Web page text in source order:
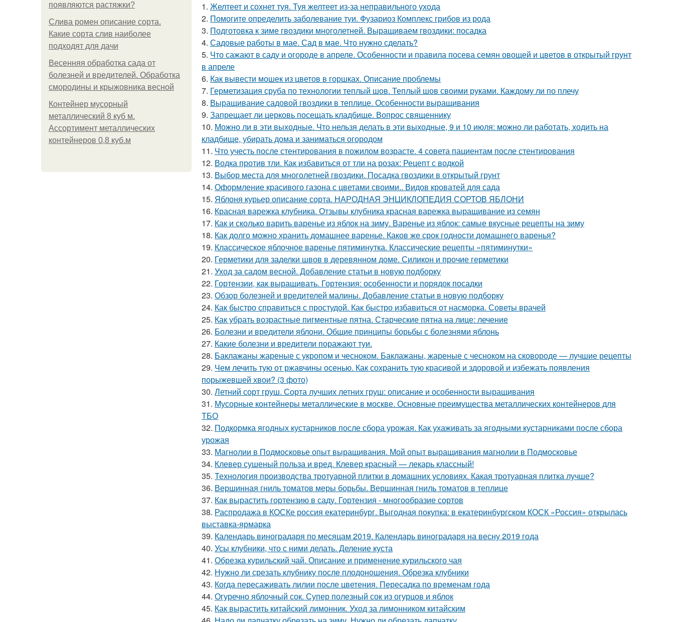
появляются растяжки?
Слива ромен описание сорта.
Какие сорта слив наиболее
подходят для дачи
Весенняя обработка сада от
болезней и вредителей. Обработка
смородины и крыжовника весной
Контейнер мусорный
металлический 8 куб м.
Ассортимент металлических
контейнеров 0,8 куб.м
1. Желтеет и сохнет туя. Туя желтеет из-за неправильного ухода
2. Помогите определить заболевание туи. Фузариоз Комплекс грибов из рода
3. Подготовка к зиме гвоздики многолетней. Выращиваем гвоздики: посадка
4. Садовые работы в мае. Сад в мае. Что нужно сделать?
5. Что сажают в саду и огороде в апреле. Особенности и правила посева семян овощей и цветов в открытый грунт
в апреле
6. Как вывести мошек из цветов в горшках. Описание проблемы
7. Герметизация сруба по технологии теплый шов. Теплый шов своими руками. Каждому ли по плечу
8. Выращивание садовой гвоздики в теплице. Особенности выращивания
9. Запрещает ли церковь посещать кладбище. Вопрос священнику
10. Можно ли в эти выходные. Что нельзя делать в эти выходные, 9 и 10 июля: можно ли работать, ходить на
кладбище, убирать дома и заниматься огородом
11. Что учесть после стентирования в пожилом возрасте. 4 совета пациентам после стентирования
12. Водка против тли. Как избавиться от тли на розах: Рецепт с водкой
13. Выбор места для многолетней гвоздики. Посадка гвоздики в открытый грунт
14. Оформление красивого газона с цветами своими.. Видов кроватей для сада
15. Яблоня курьер описание сорта. НАРОДНАЯ ЭНЦИКЛОПЕДИЯ СОРТОВ ЯБЛОНИ
16. Красная варежка клубника. Отзывы клубника красная варежка выращивание из семян
17. Как и сколько варить варенье из яблок на зиму. Варенье из яблок: самые вкусные рецепты на зиму
18. Как долго можно хранить домашнее варенье. Каков же срок годности домашнего варенья?
19. Классическое яблочное варенье пятиминутка. Классические рецепты «пятиминутки»
20. Герметики для заделки швов в деревянном доме. Силикон и прочие герметики
21. Уход за садом весной. Добавление статьи в новую подборку
22. Гортензии, как выращивать. Гортензия: особенности и порядок посадки
23. Обзор болезней и вредителей малины. Добавление статьи в новую подборку
24. Как быстро справиться с простудой. Как быстро избавиться от насморка. Советы врачей
25. Как убрать возрастные пигментные пятна. Старческие пятна на лице: лечение
26. Болезни и вредители яблони. Общие принципы борьбы с болезнями яблонь
27. Какие болезни и вредители поражают туи.
28. Баклажаны жареные с укропом и чесноком. Баклажаны, жареные с чесноком на сковороде — лучшие рецепты
29. Чем лечить тую от ржавчины осенью. Как сохранить тую красивой и здоровой и избежать появления
порыжевшей хвои? (3 фото)
30. Летний сорт груш. Сорта лучших летних груш: описание и особенности выращивания
31. Мусорные контейнеры металлические в москве. Основные преимущества металлических контейнеров для
ТБО
32. Подкормка ягодных кустарников после сбора урожая. Как ухаживать за ягодными кустарниками после сбора
урожая
33. Магнолии в Подмосковье опыт выращивания. Мой опыт выращивания магнолии в Подмосковье
34. Клевер сушеный польза и вред. Клевер красный — лекарь классный!
35. Технология производства тротуарной плитки в домашних условиях. Какая тротуарная плитка лучше?
36. Вершинная гниль томатов меры борьбы. Вершинная гниль томатов в теплице
37. Как вырастить гортензию в саду. Гортензия - многообразие сортов
38. Распродажа в КОСКе россия екатеринбург. Выгодная покупка: в екатеринбургском КОСК «Россия» открылась
выставка-ярмарка
39. Календарь виноградаря по месяцам 2019. Календарь виноградаря на весну 2019 года
40. Усы клубники, что с ними делать. Деление куста
41. Обрезка курильский чай. Описание и применение курильского чая
42. Нужно ли срезать клубнику после плодоношения. Обрезка клубники
43. Когда пересаживать лилии после цветения. Пересадка по временам года
44. Огуречно яблочный сок. Супер полезный сок из огурцов и яблок
45. Как вырастить китайский лимонник. Уход за лимонником китайским